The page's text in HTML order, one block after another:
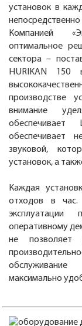
установок в
Компанией
оптимальное
сектора –
HURIKAN 150
производстве
внимание
обеспечивает
звуковой,
установок, а
Каждая
отходов в час.
оперативному
не позволяет
максимально